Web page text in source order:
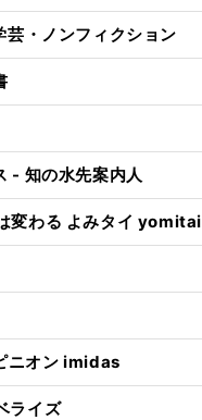
芸・ノンフィクション
- 知の水先案内人
変わる よみタイ yomitai
ニオン imidas
ライズ